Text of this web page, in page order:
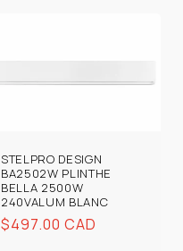
STELPRO DESIGN
BA2502W PLINTHE
BELLA 2500W
240VALUM BLANC
Prix
$497.00 CAD